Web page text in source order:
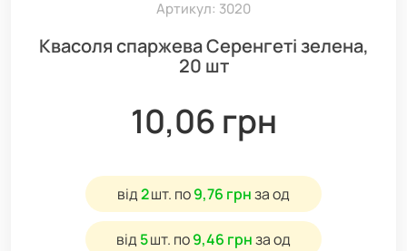
Артикул: 3020
Квасоля спаржева Серенгеті зелена,
20 шт
10,06 грн
від2шт. по9,76 грнза од
від 5шт. по9,46 грнза од